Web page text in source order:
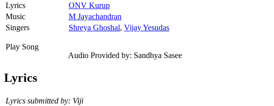
Lyrics
ONV Kurup
Music
M Jayachandran
Singers
Shreya Ghoshal, Vijay Yesudas
Play Song
Audio Provided by: Sandhya Sasee
Lyrics
Lyrics submitted by: Viji